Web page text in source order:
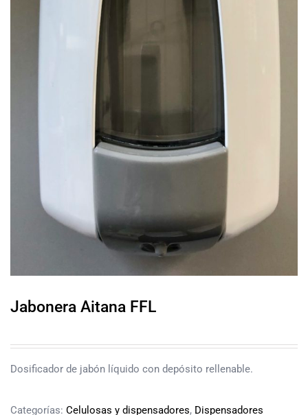
Jabonera Aitana FFL
Dosificador de jabón líquido con depósito rellenable.
Categorías: Celulosas y dispensadores, Dispensadores